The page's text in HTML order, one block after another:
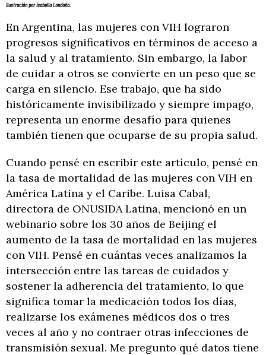
Ilustración por Isabella Londoño.
En Argentina, las mujeres con VIH lograron
progresos significativos en términos de acceso a
la salud y al tratamiento. Sin embargo, la labor
de cuidar a otros se convierte en un peso que se
carga en silencio. Ese trabajo, que ha sido
históricamente invisibilizado y siempre impago,
representa un enorme desafío para quienes
también tienen que ocuparse de su propia salud.
Cuando pensé en escribir este artículo, pensé en
la tasa de mortalidad de las mujeres con VIH en
América Latina y el Caribe. Luisa Cabal,
directora de ONUSIDA Latina, mencionó en un
webinario sobre los 30 años de Beijing el
aumento de la tasa de mortalidad en las mujeres
con VIH. Pensé en cuántas veces analizamos la
intersección entre las tareas de cuidados y
sostener la adherencia del tratamiento, lo que
significa tomar la medicación todos los días,
realizarse los exámenes médicos dos o tres
veces al año y no contraer otras infecciones de
transmisión sexual. Me pregunto qué datos tiene